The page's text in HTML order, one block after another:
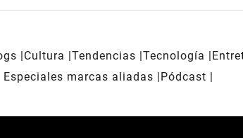
Cultura Tendencias Tecnología
Especiales marcas aliadas
Pódcast